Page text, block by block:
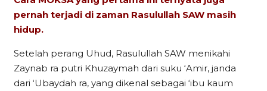
pernah terjadi di zaman Rasulullah SAW masih
hidup.
Setelah perang Uhud, Rasulullah SAW menikahi
Zaynab ra putri Khuzaymah dari suku ‘Amir, janda
dari ‘Ubaydah ra, yang dikenal sebagai ‘ibu kaum